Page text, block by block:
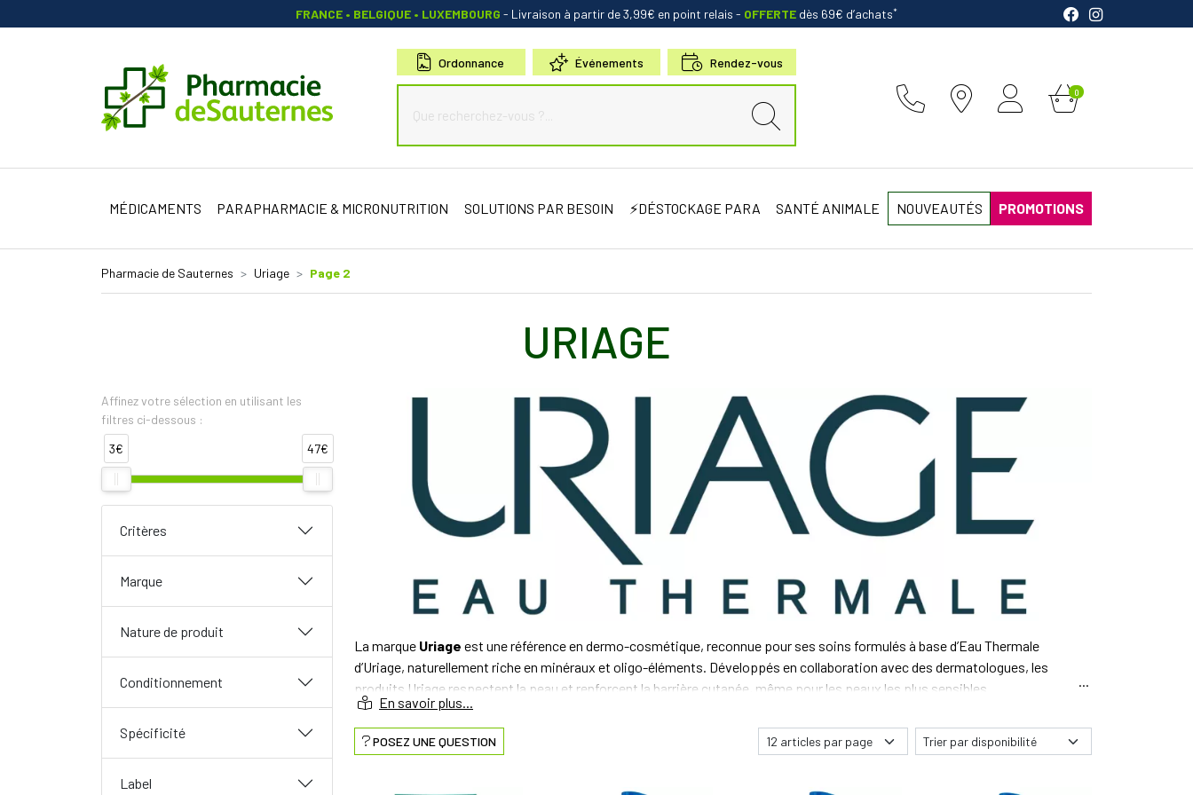
FRANCE • BELGIQUE • LUXEMBOURG - Livraison à partir de 3,99€ en point relais - OFFERTE dès 69€ d’achats*
Pharmacie de Sauternes Votre pharmacie en ligne à votre service
Ordonnance Événements Rendez-vous
0
MÉDICAMENTS PARAPHARMACIE & MICRONUTRITION SOLUTIONS PAR BESOIN ⚡DÉSTOCKAGE PARA SANTÉ ANIMALE NOUVEAUTÉS PROMOTIONS
Pharmacie de Sauternes Uriage Page 2
URIAGE
La marque Uriage est une référence en dermo-cosmétique, reconnue pour ses soins formulés à base d’Eau Thermale
d’Uriage, naturellement riche en minéraux et oligo-éléments. Développés en collaboration avec des dermatologues, les
produits Uriage respectent la peau et renforcent la barrière cutanée, même pour les peaux les plus sensibles.
Xémosepour les peaux très sèches et à tendance atopique
POSEZ UNE QUESTION
Affinez votre sélection en utilisant les
filtres ci-dessous :
3€
47€
Critères
Marque
Nature de produit
Conditionnement
Spécificité
Label